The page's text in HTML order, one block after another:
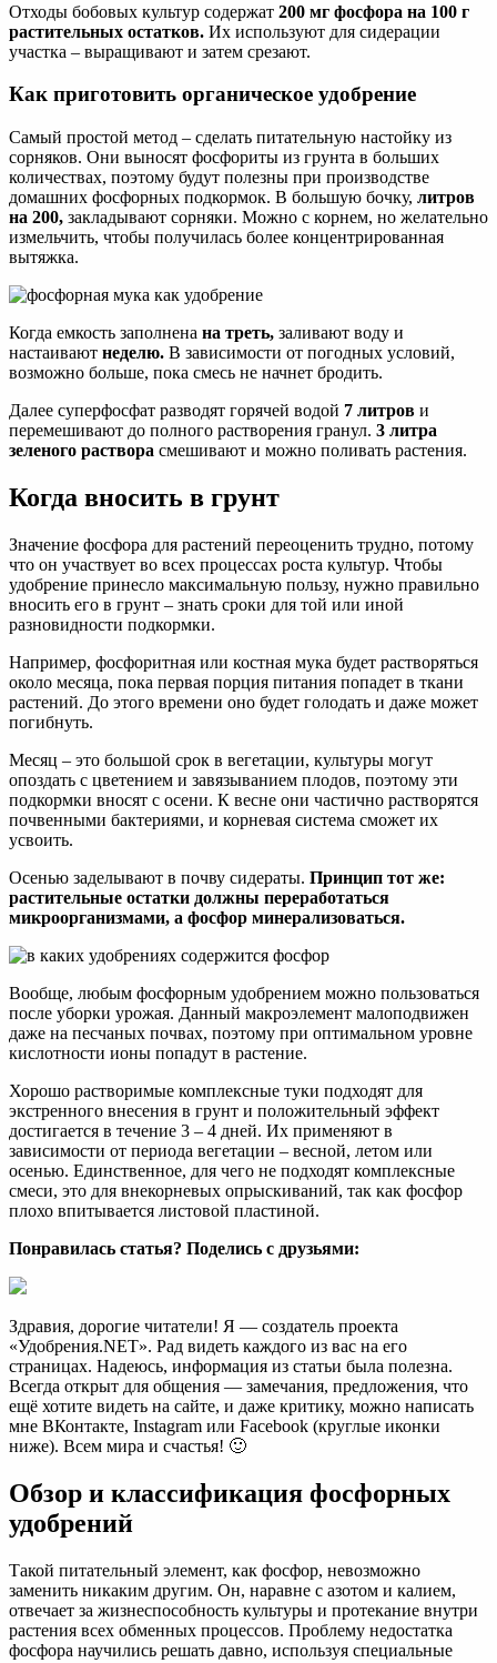
Отходы бобовых культур содержат 200 мг фосфора на 100 г
растительных остатков. Их используют для сидерации
участка – выращивают и затем срезают.
Как приготовить органическое удобрение
Самый простой метод – сделать питательную настойку из
сорняков. Они выносят фосфориты из грунта в больших
количествах, поэтому будут полезны при производстве
домашних фосфорных подкормок. В большую бочку, литров
на 200, закладывают сорняки. Можно с корнем, но желательно
измельчить, чтобы получилась более концентрированная
вытяжка.
Когда емкость заполнена на треть, заливают воду и
настаивают неделю. В зависимости от погодных условий,
возможно больше, пока смесь не начнет бродить.
Далее суперфосфат разводят горячей водой 7 литров и
перемешивают до полного растворения гранул. 3 литра
зеленого раствора смешивают и можно поливать растения.
Когда вносить в грунт
Значение фосфора для растений переоценить трудно, потому
что он участвует во всех процессах роста культур. Чтобы
удобрение принесло максимальную пользу, нужно правильно
вносить его в грунт – знать сроки для той или иной
разновидности подкормки.
Например, фосфоритная или костная мука будет растворяться
около месяца, пока первая порция питания попадет в ткани
растений. До этого времени оно будет голодать и даже может
погибнуть.
Месяц – это большой срок в вегетации, культуры могут
опоздать с цветением и завязыванием плодов, поэтому эти
подкормки вносят с осени. К весне они частично растворятся
почвенными бактериями, и корневая система сможет их
усвоить.
Осенью заделывают в почву сидераты. Принцип тот же:
растительные остатки должны переработаться
микроорганизмами, а фосфор минерализоваться.
Вообще, любым фосфорным удобрением можно пользоваться
после уборки урожая. Данный макроэлемент малоподвижен
даже на песчаных почвах, поэтому при оптимальном уровне
кислотности ионы попадут в растение.
Хорошо растворимые комплексные туки подходят для
экстренного внесения в грунт и положительный эффект
достигается в течение 3 – 4 дней. Их применяют в
зависимости от периода вегетации – весной, летом или
осенью. Единственное, для чего не подходят комплексные
смеси, это для внекорневых опрыскиваний, так как фосфор
плохо впитывается листовой пластиной.
Понравилась статья? Поделись с друзьями:
Здравия, дорогие читатели! Я — создатель проекта
«Удобрения.NET». Рад видеть каждого из вас на его
страницах. Надеюсь, информация из статьи была полезна.
Всегда открыт для общения — замечания, предложения, что
ещё хотите видеть на сайте, и даже критику, можно написать
мне ВКонтакте, Instagram или Facebook (круглые иконки
ниже). Всем мира и счастья! 🙂
Обзор и классификация фосфорных
удобрений
Такой питательный элемент, как фосфор, невозможно
заменить никаким другим. Он, наравне с азотом и калием,
отвечает за жизнеспособность культуры и протекание внутри
растения всех обменных процессов. Проблему недостатка
фосфора научились решать давно, используя специальные